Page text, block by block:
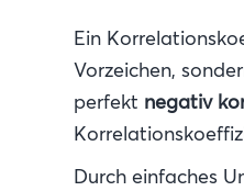
Ein
Vorzeichen,
perfekt negativ
Durch einfaches